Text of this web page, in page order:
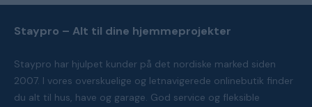
Staypro – Alt til dine hjemmeprojekter
Staypro har hjulpet kunder på det nordiske marked siden
2007. I vores overskuelige og letnavigerede onlinebutik finder
du alt til hus, have og garage. God service og fleksible